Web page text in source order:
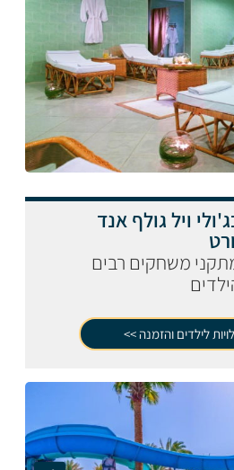
ויל גולף אנד
משחקים רבים
לילדים והזמנה >>